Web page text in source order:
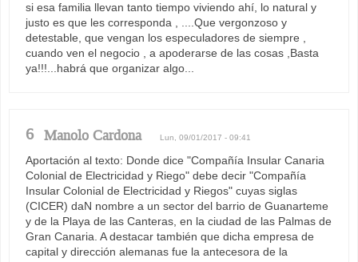
si esa familia llevan tanto tiempo viviendo ahí, lo natural y
justo es que les corresponda , ....Que vergonzoso y
detestable, que vengan los especuladores de siempre ,
cuando ven el negocio , a apoderarse de las cosas ,Basta
ya!!!...habrá que organizar algo...
6 Manolo Cardona Lun, 09/01/2017 - 09:41
Aportación al texto: Donde dice "Compañía Insular Canaria
Colonial de Electricidad y Riego" debe decir "Compañía
Insular Colonial de Electricidad y Riegos" cuyas siglas
(CICER) daN nombre a un sector del barrio de Guanarteme
y de la Playa de las Canteras, en la ciudad de las Palmas de
Gran Canaria. A destacar también que dicha empresa de
capital y dirección alemanas fue la antecesora de la